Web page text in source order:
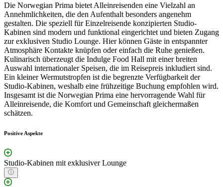
Die Norwegian Prima bietet Alleinreisenden eine Vielzahl an
Annehmlichkeiten, die den Aufenthalt besonders angenehm
gestalten. Die speziell für Einzelreisende konzipierten Studio-
Kabinen sind modern und funktional eingerichtet und bieten Zugang
zur exklusiven Studio Lounge. Hier können Gäste in entspannter
Atmosphäre Kontakte knüpfen oder einfach die Ruhe genießen.
Kulinarisch überzeugt die Indulge Food Hall mit einer breiten
Auswahl internationaler Speisen, die im Reisepreis inkludiert sind.
Ein kleiner Wermutstropfen ist die begrenzte Verfügbarkeit der
Studio-Kabinen, weshalb eine frühzeitige Buchung empfohlen wird.
Insgesamt ist die Norwegian Prima eine hervorragende Wahl für
Alleinreisende, die Komfort und Gemeinschaft gleichermaßen
schätzen.
Positive Aspekte
Studio-Kabinen mit exklusiver Lounge